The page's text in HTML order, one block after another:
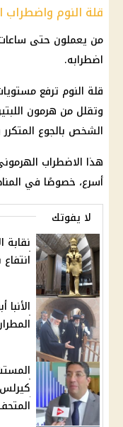
قلة النوم واضطراب
من يعملون حتى ساعات
اضطرابه.
قلة النوم ترفع
وتقلل من هرمون
الشخص بالجوع
هذا الاضطراب
أسرع، خصوصًا في
لا يفوتك
نقابة
كيرلس